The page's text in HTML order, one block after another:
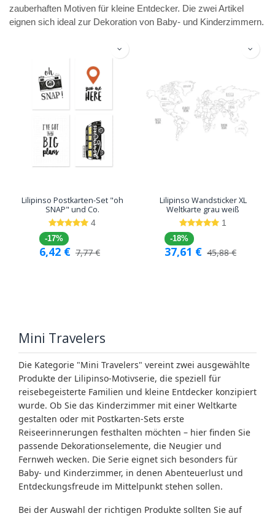
zauberhaften Motiven für kleine Entdecker. Die zwei Artikel
eignen sich ideal zur Dekoration von Baby- und Kinderzimmern.
Lilipinso Postkarten-Set "oh
SNAP" und Co.
4
-17%
6,42 € 7,77€
Lilipinso Wandsticker XL
Weltkarte grau weiß
1
-18%
37,61 € 45,88€
Mini Travelers
Die Kategorie "Mini Travelers" vereint zwei ausgewählte
Produkte der Lilipinso-Motivserie, die speziell für
reisebegeisterte Familien und kleine Entdecker konzipiert
wurde. Ob Sie das Kinderzimmer mit einer Weltkarte
gestalten oder mit Postkarten-Sets erste
Reiseerinnerungen festhalten möchten – hier finden Sie
passende Dekorationselemente, die Neugier und
Fernweh wecken. Die Serie eignet sich besonders für
Baby- und Kinderzimmer, in denen Abenteuerlust und
Entdeckungsfreude im Mittelpunkt stehen sollen.
Bei der Auswahl der richtigen Produkte sollten Sie auf